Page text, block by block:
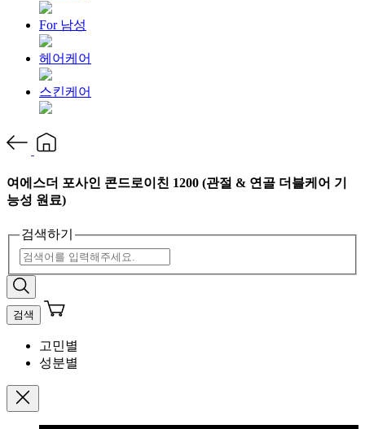
For 남성
헤어케어
스킨케어
여에스더 포사인 콘드로이친 1200 (관절 & 연골 더블케어 기
능성 원료)
검색하기
검색
고민별
성분별